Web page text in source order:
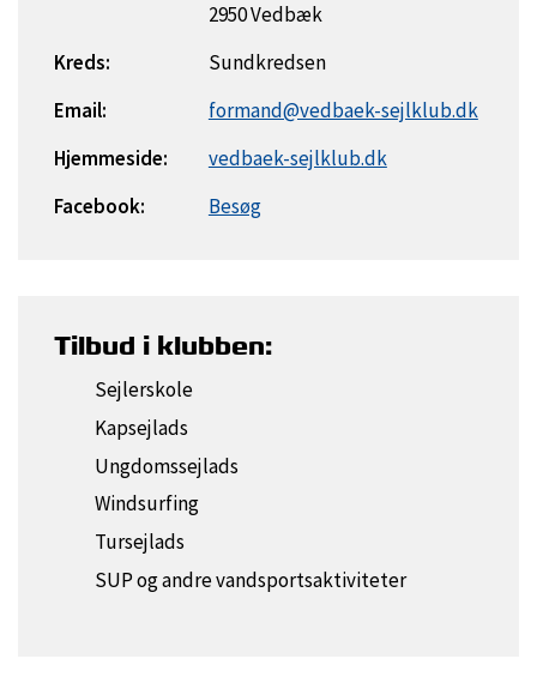
2950 Vedbæk
Kreds:
Sundkredsen
Email:
formand@vedbaek-sejlklub.dk
Hjemmeside:
vedbaek-sejlklub.dk
Facebook:
Besøg
Tilbud i klubben:
Sejlerskole
Kapsejlads
Ungdomssejlads
Windsurfing
Tursejlads
SUP og andre vandsportsaktiviteter